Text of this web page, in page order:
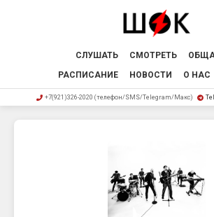
СЛУШАТЬ СМОТРЕТЬ
РАСПИСАНИЕ
НОВОСТИ О НАС
+7(921)326-2020 (телефон/SMS/Telegram/Макс)